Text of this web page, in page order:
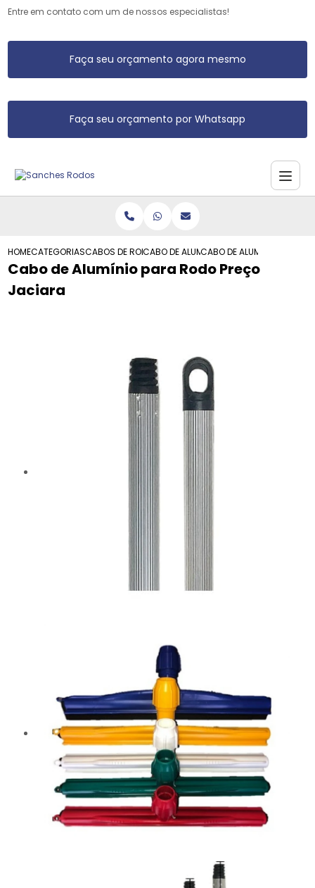
Entre em contato com um de nossos especialistas!
Faça seu orçamento agora mesmo
Faça seu orçamento por Whatsapp
HOMECATEGORIASCABOS DE RODO DE ALUMINIO
CABO DE ALUMINIO RODOCABO DE ALUMINIO PARA
Cabo de Alumínio para Rodo Preço
Jaciara